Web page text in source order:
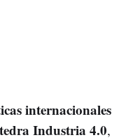
internacionales
Industria 4.0,